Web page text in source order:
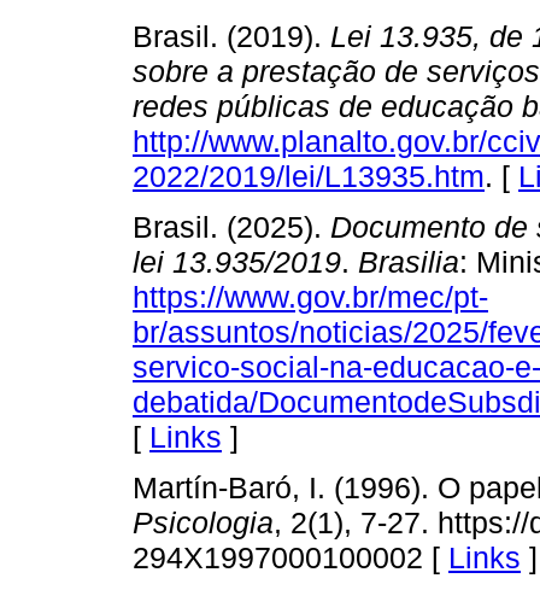
Brasil. (2019). Lei 13.935, de
sobre a prestação de
redes públicas de educação
http://www.planalto.gov.br/
2022/2019/lei/L13935.htm. [
Brasil. (2025). Documento
lei 13.935/2019. Brasilia:
https://www.gov.br/mec/pt-
br/assuntos/noticias/2025/
servico-social-na-educacao-e-
debatida/
[ Links ]
Martín-Baró, I. (1996). O
Psicologia, 2(1), 7-27.
294X1997000100002 [ Links ]